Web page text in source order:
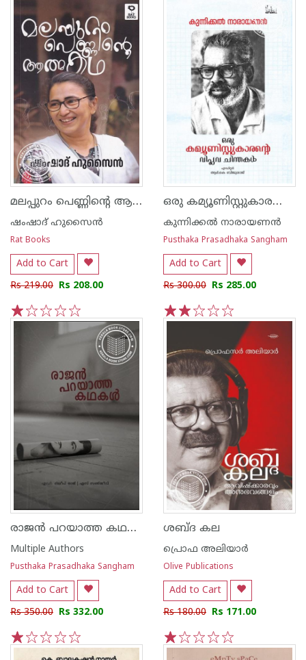
മലപ്പുറം പെണ്ണിന്റെ ആത്മകഥ
ഷംഷാദ് ഹുസൈൻ
Rat Books
Add to Cart
Rs 219.00 Rs 208.00
5
4
3
2
1
ഒരു കമ്യൂണിസ്റ്റുകാരന്റെ വിപ്ലവ ചിന്തകൾ
കുന്നിക്കൽ നാരായണൻ
Pusthaka Prasadhaka Sangham
Add to Cart
Rs 300.00 Rs 285.00
5
4
3
2
1
രാജൻ പറയാത്ത കഥകൾ
Multiple Authors
Pusthaka Prasadhaka Sangham
Add to Cart
Rs 350.00 Rs 332.00
5
4
3
2
1
ശബ്ദ കല
പ്രൊഫ അലിയാര്‍
Olive Publications
Add to Cart
Rs 180.00 Rs 171.00
5
4
3
2
1